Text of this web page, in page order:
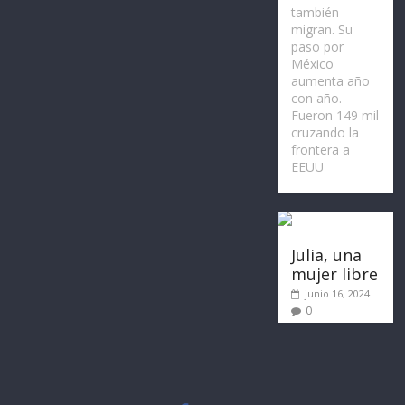
también
migran. Su
paso por
México
aumenta año
con año.
Fueron 149 mil
cruzando la
frontera a
EEUU
Julia, una
mujer libre
junio 16, 2024
0